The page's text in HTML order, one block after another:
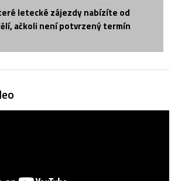
letecké zájezdy nabízíte od
ačkoli není potvrzený termín